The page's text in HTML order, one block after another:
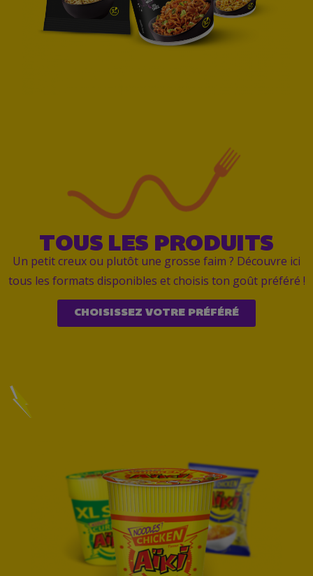
TOUS LES PRODUITS
Un petit creux ou plutôt une grosse faim ? Découvre ici
tous les formats disponibles et choisis ton goût préféré !
CHOISISSEZ VOTRE PRÉFÉRÉ